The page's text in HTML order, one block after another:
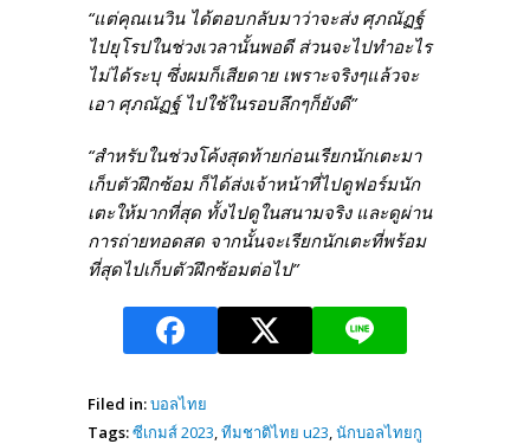
“แต่คุณเนวิน ได้ตอบกลับมาว่าจะส่ง ศุภณัฏฐ์
ไปยุโรปในช่วงเวลานั้นพอดี ส่วนจะไปทำอะไร
ไม่ได้ระบุ ซึ่งผมก็เสียดาย เพราะจริงๆแล้วจะ
เอา ศุภณัฏฐ์ ไปใช้ในรอบลึกๆก็ยังดี”
“สำหรับในช่วงโค้งสุดท้ายก่อนเรียกนักเตะมา
เก็บตัวฝึกซ้อม ก็ได้ส่งเจ้าหน้าที่ไปดูฟอร์มนัก
เตะให้มากที่สุด ทั้งไปดูในสนามจริง และดูผ่าน
การถ่ายทอดสด จากนั้นจะเรียกนักเตะที่พร้อม
ที่สุดไปเก็บตัวฝึกซ้อมต่อไป”
Filed in:บอลไทย
Tags:ซีเกมส์ 2023,ทีมชาติไทย u23,นักบอลไทยกู